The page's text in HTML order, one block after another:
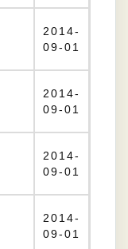
2014-
09-01
2014-
09-01
2014-
09-01
2014-
09-01